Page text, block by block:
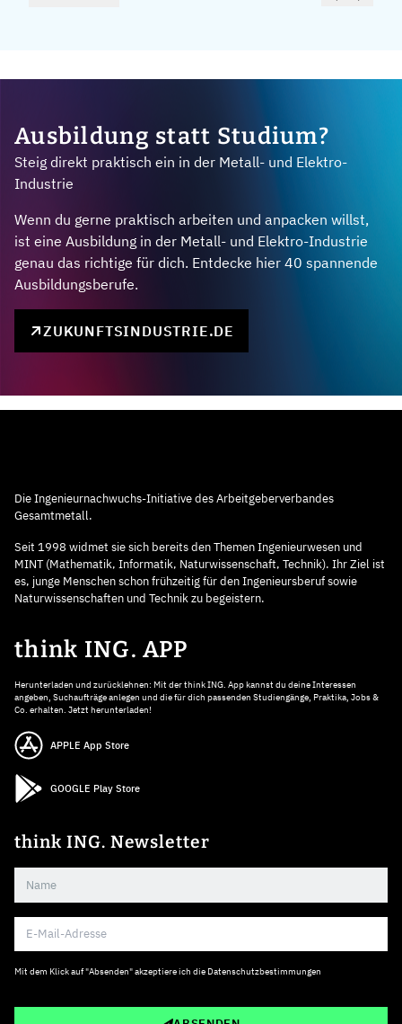
Ausbildung statt Studium?
Steig direkt praktisch ein in der Metall- und Elektro-
Industrie
Wenn du gerne praktisch arbeiten und anpacken willst,
ist eine Ausbildung in der Metall- und Elektro-Industrie
genau das richtige für dich. Entdecke hier 40 spannende
Ausbildungsberufe.
ZUKUNFTSINDUSTRIE.DE
Die Ingenieurnachwuchs-Initiative des Arbeitgeberverbandes
Gesamtmetall.
Seit 1998 widmet sie sich bereits den Themen Ingenieurwesen und
MINT (Mathematik, Informatik, Naturwissenschaft, Technik). Ihr Ziel ist
es, junge Menschen schon frühzeitig für den Ingenieursberuf sowie
Naturwissenschaften und Technik zu begeistern.
think ING. APP
Herunterladen und zurücklehnen: Mit der think ING. App kannst du deine Interessen
angeben, Suchaufträge anlegen und die für dich passenden Studiengänge, Praktika, Jobs &
Co. erhalten. Jetzt herunterladen!
APPLE App Store
GOOGLE Play Store
think ING. Newsletter
Mit dem Klick auf "Absenden" akzeptiere ich die Datenschutzbestimmungen